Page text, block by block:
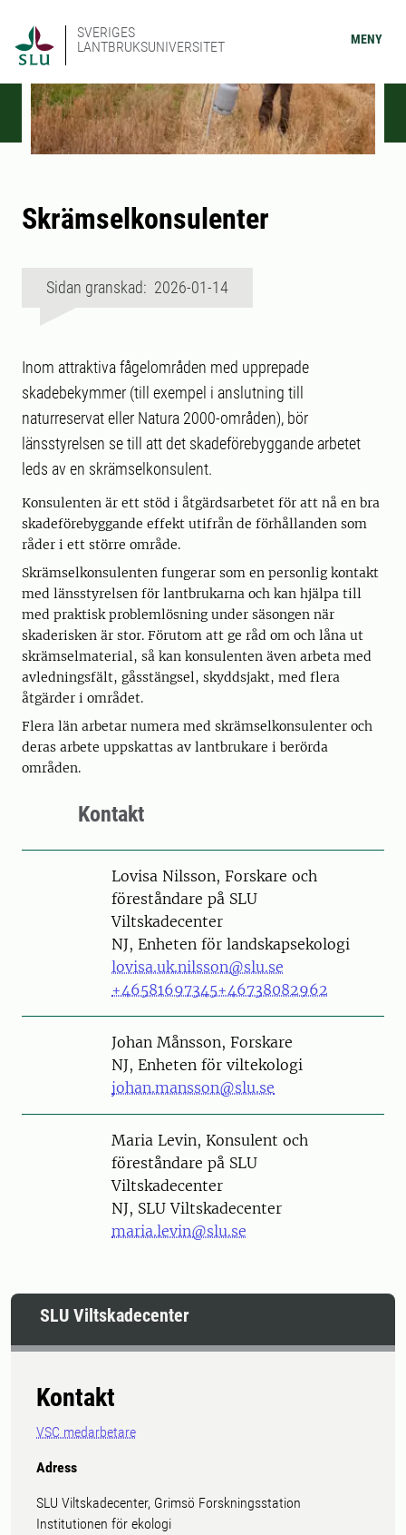
SVERIGES
LANTBRUKSUNIVERSITET
MENY
Skrämselkonsulenter
Sidan granskad: 2026-01-14
Inom attraktiva fågelområden med upprepade
skadebekymmer (till exempel i anslutning till
naturreservat eller Natura 2000-områden), bör
länsstyrelsen se till att det skadeförebyggande arbetet
leds av en skrämselkonsulent.
Konsulenten är ett stöd i åtgärdsarbetet för att nå en bra
skadeförebyggande effekt utifrån de förhållanden som
råder i ett större område.
Skrämselkonsulenten fungerar som en personlig kontakt
med länsstyrelsen för lantbrukarna och kan hjälpa till
med praktisk problemlösning under säsongen när
skaderisken är stor. Förutom att ge råd om och låna ut
skrämselmaterial, så kan konsulenten även arbeta med
avledningsfält, gåsstängsel, skyddsjakt, med flera
åtgärder i området.
Flera län arbetar numera med skrämselkonsulenter och
deras arbete uppskattas av lantbrukare i berörda
områden.
Kontakt
PersonLovisa Nilsson, Forskare och
föreståndare på SLU
Viltskadecenter
NJ, Enheten för landskapsekologi
lovisa.uk.nilsson@slu.se
+46581697345+46738082962
PersonJohan Månsson, Forskare
NJ, Enheten för viltekologi
johan.mansson@slu.se
PersonMaria Levin, Konsulent och
föreståndare på SLU
Viltskadecenter
NJ, SLU Viltskadecenter
maria.levin@slu.se
SLU Viltskadecenter
Kontakt
VSC medarbetare
Adress
SLU Viltskadecenter, Grimsö Forskningsstation
Institutionen för ekologi